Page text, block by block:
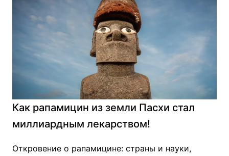
Как рапамицин из земли Пасхи стал
миллиардным лекарством!
Откровение о рапамицине: страны и науки,